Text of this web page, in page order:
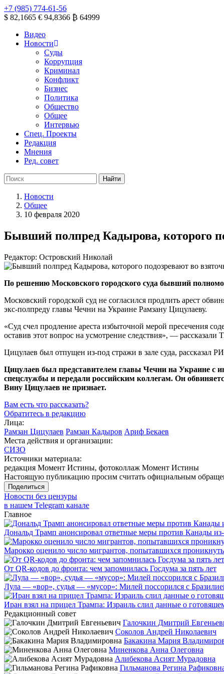
+7 (985) 774-61-56
$ 82,1665 € 94,8366 ₿ 64999
Видео
Новости
Суды
Коррупция
Криминал
Конфликт
Бизнес
Политика
Общество
Общее
Интервью
Спец. Проекты
Редакция
Мнения
Ред. совет
Новости
Общее
10 февраля 2020
Бывший полпред Кадырова, которого
Редактор: Островский Николай
По решению Московского городского суда бывший
Московский городской суд не согласился продлить арест
экс-полпреду главы Чечни на Украине Рамзану Цицулаеву.
«Суд счел продление ареста избыточной мерой пресечения
оставив этот вопрос на усмотрение следствия», — рассказали
Цицулаев был отпущен из-под стражи в зале суда, рассказал
Цицулаев был представителем главы Чечни на Украине с
спецслужбы и передали российским коллегам. Он
Вину Цицулаев не признает.
Вам есть что рассказать?
Обратитесь в редакцию
Лица:
Рамзан Цицулаев Рамзан Кадыров Ариф Бекаев
Места действия и организации:
СИЗО
Источники материала:
редакция Момент Истины, фотоколлаж Момент Истины
Настоящую публикацию просим считать официальным
Поделиться
Новости без цензуры
в нашем Telegram канале
Главное
Дональд Трамп анонсировал ответные меры против Канады
Марокко оценило число мигрантов, попытавшихся
От QR-кодов до фронта: чем запомнилась Госдума за пять лет
Лула — «вор», судья — «мусор»: Милей поссорился с
Иран взял на прицел Трампа: Израиль слил данные о
Редакционный совет
Галочкин Дмитрий
Соколов Андрей Николаевич
Бакакина Мария
Миненкова Анна Олеговна
Алибекова Асият Мурадовна
Гильманова Регина